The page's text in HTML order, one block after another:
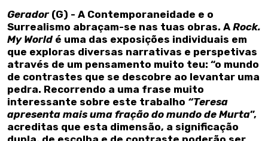
Gerador(G) - A Contemporaneidade e o
Surrealismo abraçam-se nas tuas obras. A Rock.
My World é uma das exposições individuais em
que exploras diversas narrativas e perspetivas
através de um pensamento muito teu: “o mundo
de contrastes que se descobre ao levantar uma
pedra. Recorrendo a uma frase muito
interessante sobre este trabalho “Teresa
apresenta mais uma fração do mundo de Murta”,
acreditas que esta dimensão, a significação